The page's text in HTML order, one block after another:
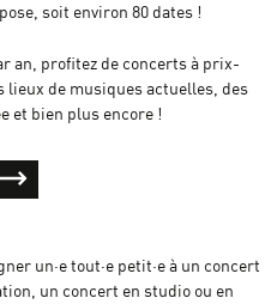
soit environ 80 dates !
an, profitez de concerts à prix-
lieux de musiques actuelles, des
et bien plus encore !
un·e tout·e petit·e à un concert
un concert en studio ou en